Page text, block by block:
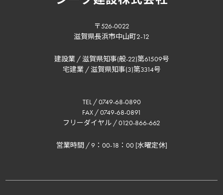
〒526-0022
滋賀県長浜市中山町2-12
建設業 / 滋賀県知事(般-22)第61509号
宅建業 / 滋賀県知事(3)第3314号
TEL / 0749-68-0890
FAX / 0749-68-0891
フリーダイヤル / 0120-866-662
営業時間 / 9：00-18：00 [水曜定休]